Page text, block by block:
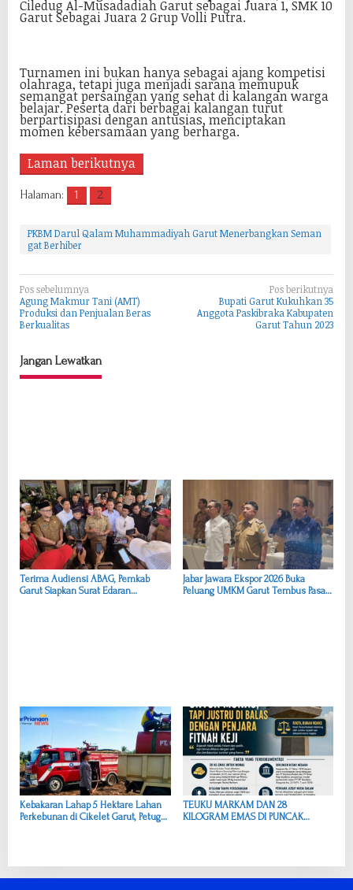
Ciledug Al-Musadadiah Garut sebagai Juara 1, SMK 10
Garut Sebagai Juara 2 Grup Volli Putra.
Turnamen ini bukan hanya sebagai ajang kompetisi
olahraga, tetapi juga menjadi sarana memupuk
semangat persaingan yang sehat di kalangan warga
belajar. Peserta dari berbagai kalangan turut
berpartisipasi dengan antusias, menciptakan
momen kebersamaan yang berharga.
Laman berikutnya
Halaman: 1 2
PKBM Darul Qalam Muhammadiyah Garut Menerbangkan Seman
gat Berhiber
N
a
v
i
g
o
s
Pos sebelumnya
Agung Makmur Tani (AMT)
Produksi dan Penjualan Beras
Berkualitas
Pos berikutnya
Bupati Garut Kukuhkan 35
Anggota Paskibraka Kabupaten
Garut Tahun 2023
Jangan Lewatkan
Terima Audiensi ABAG, Pemkab
Garut Siapkan Surat Edaran
Jabar Jawara Ekspor 2026 Buka
Peluang UMKM Garut Tembus Pasar
Kebakaran Lahap 5 Hektare Lahan
Perkebunan di Cikelet Garut, Petugas
TEUKU MARKAM DAN 28
KILOGRAM EMAS DI PUNCAK